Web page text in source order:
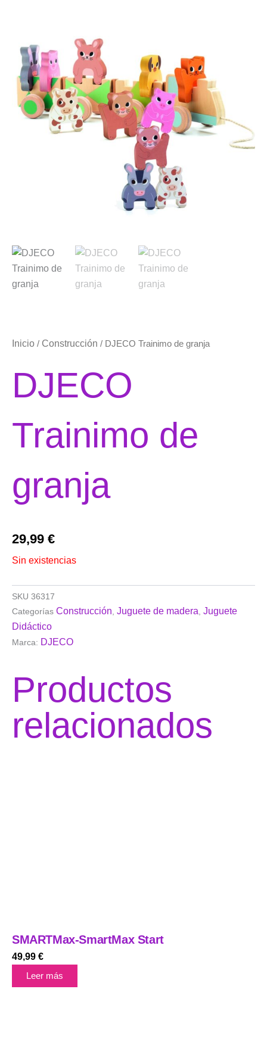
Inicio / Construcción / DJECO Trainimo de granja
DJECO
Trainimo de
granja
29,99 €
Sin existencias
SKU 36317
Categorías Construcción Juguete de madera Juguete
Didáctico
Marca: DJECO
Productos
relacionados
SMARTMax-SmartMax Start
49,99 €
Leer más